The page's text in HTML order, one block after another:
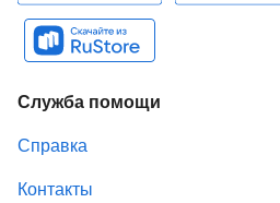
Служба помощи
Справка
Контакты